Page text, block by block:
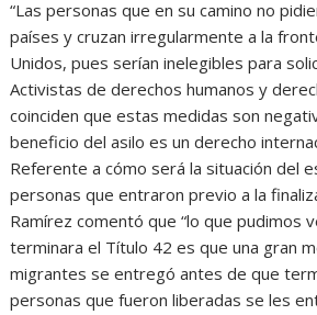
“Las personas que en su camino no
países y cruzan irregularmente a la
Unidos, pues serían inelegibles para
Activistas de derechos humanos y
coinciden que estas medidas son
beneficio del asilo es un derecho
Referente a cómo será la situación del
personas que entraron previo a la
Ramírez comentó que “lo que pudimos
terminara el Título 42 es que una gran
migrantes se entregó antes de que
personas que fueron liberadas se les